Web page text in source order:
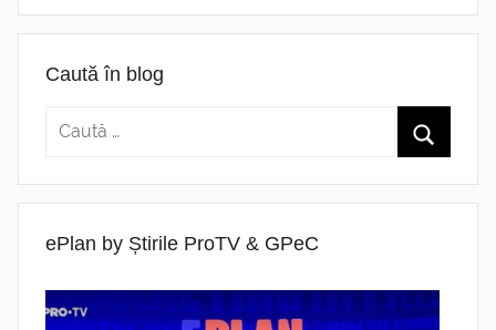
Caută în blog
ePlan by Știrile ProTV & GPeC